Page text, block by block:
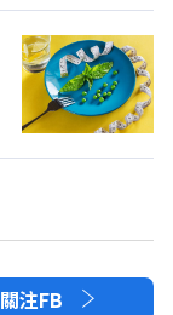
關注FB